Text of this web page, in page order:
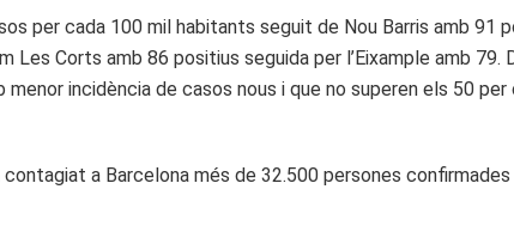
per cada 100 mil habitants seguit de Nou Barris amb 91
Les Corts amb 86 positius seguida per l’Eixample amb
incidència de casos nous i que no superen els 50
a Barcelona més de 32.500 persones confirmades